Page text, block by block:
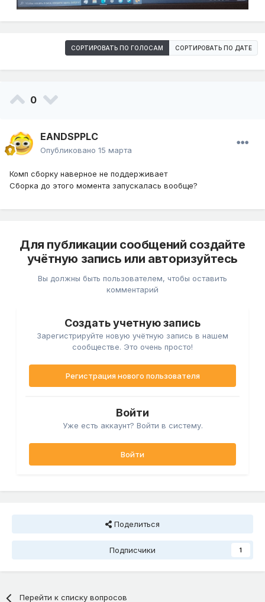
СОРТИРОВАТЬ ПО ГОЛОСАМ СОРТИРОВАТЬ ПО ДАТЕ
0
EANDSPPLC
Опубликовано 15 марта
Комп сборку наверное не поддерживает
Сборка до этого момента запускалась вообще?
Для публикации сообщений создайте
учётную запись или авторизуйтесь
Вы должны быть пользователем, чтобы оставить
комментарий
Создать учетную запись
Зарегистрируйте новую учётную запись в нашем
сообществе. Это очень просто!
Регистрация нового пользователя
Войти
Уже есть аккаунт? Войти в систему.
Войти
Поделиться
Подписчики 1
Перейти к списку вопросов